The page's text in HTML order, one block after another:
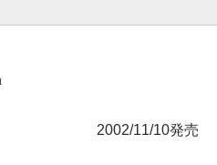
2002/11/10発売